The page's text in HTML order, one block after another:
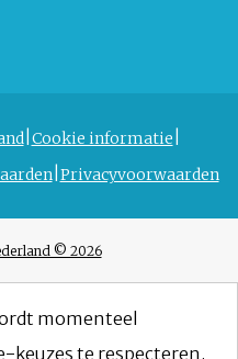
Cookie informatie
Privacyvoorwaarden
© 2026
momenteel
keuzes te respecteren.